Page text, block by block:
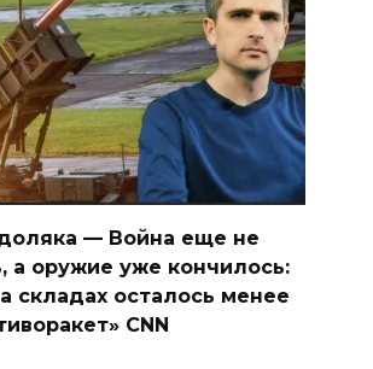
— Война еще не
а оружие уже кончилось:
складах осталось менее
CNN